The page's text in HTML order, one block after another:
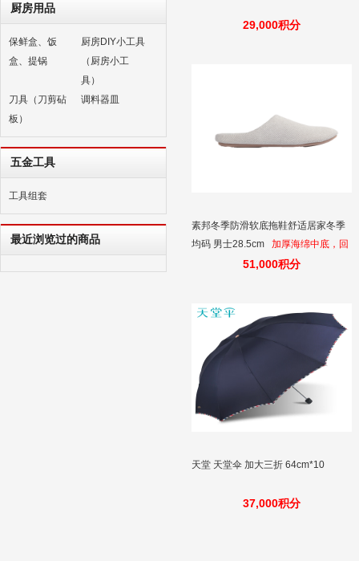
厨房用品
保鲜盒、饭
盒、提锅
厨房DIY小工具
（厨房小工
具）
刀具（刀剪砧
板）
调料器皿
五金工具
工具组套
最近浏览过的商品
29,000积分
素邦冬季防滑软底拖鞋舒适居家冬季
均码 男士28.5cm
加厚海绵中底，回
弹性能高，穿着舒适性强，特别采用
51,000积分
天堂 天堂伞 加大三折 64cm*10
37,000积分